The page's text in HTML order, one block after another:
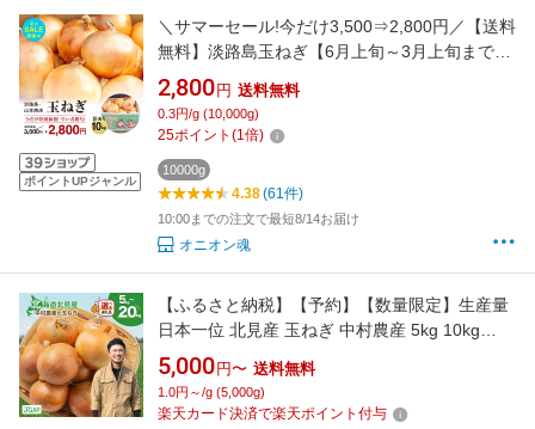
ポイントUPジャンル
＼サマーセール!今だけ3,500⇒2,800円／【送料
無料】淡路島玉ねぎ【6月上旬～3月上旬までの
商品】訳あり 傷 変形 皮むけ 10キロ サイズ・
個数おまかせ 10kg 甘い 訳あり 野菜 美味しい
ひょうご安心ブランド 減農薬 onion 淡路島 玉
2,800 円 送料無料
0.3円/g (10,000g)
25ポイント (1倍)
10000g
4.38(61件)
10:00までの注文で最短8/14お届け
オニオン魂
【ふるさと納税】【予約】【数量限定】生産量
日本一位 北見産 玉ねぎ 中村農産 5kg 10kg
15kg 20kg ( ふるさと納税 玉ねぎ ふるさと納税
人気 たまねぎ 甘い オニオン 玉葱 選べる 北海
道 北見市 )
5,000 円〜 送料無料
1.0円～/g (5,000g)
楽天カード決済で楽天ポイント付与